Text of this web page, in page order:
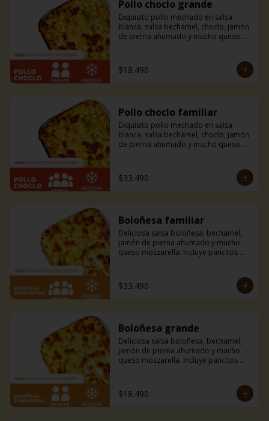
Pollo choclo grande
Exquisito pollo mechado en salsa
blanca, salsa bechamel, choclo, jamón
de pierna ahumado y mucho queso
la casa.
$18.490
Pollo choclo familiar
Exquisito pollo mechado en salsa
blanca, salsa bechamel, choclo, jamón
de pierna ahumado y mucho queso
la casa.
$33.490
Boloñesa familiar
Deliciosa salsa boloñesa, bechamel,
jamón de pierna ahumado y mucho
queso mozzarella. Incluye pancitos
$33.490
Boloñesa grande
Deliciosa salsa boloñesa, bechamel,
jamón de pierna ahumado y mucho
queso mozzarella. Incluye pancitos
$18.490